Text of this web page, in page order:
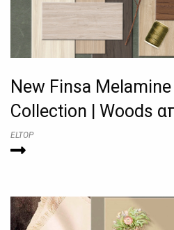
New Finsa
Collection | Woods
ELTOP